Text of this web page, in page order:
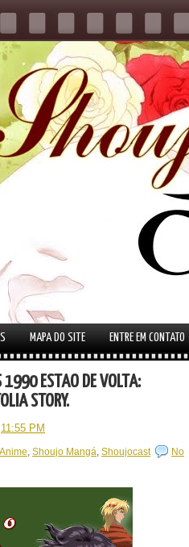
MAPA DO SITE ENTRE EM CONTATO
1990 ESTÃO DE VOLTA:
STORY.
11:55 PM
, Shoujo Mangá, Shoujocast
No